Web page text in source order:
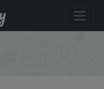
Oxford Cloth Car
Trunk Organizer Bag for